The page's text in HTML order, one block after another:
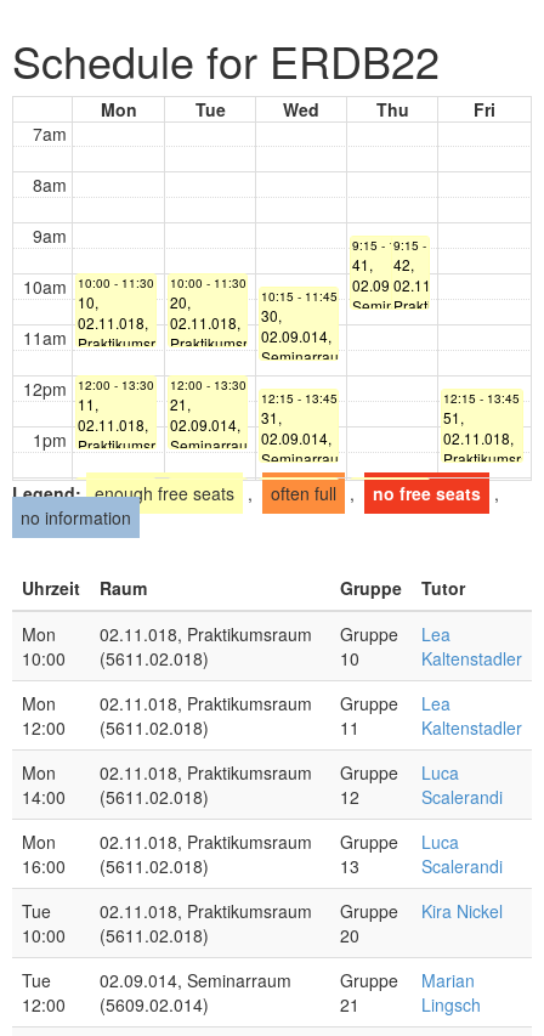
Schedule for ERDB22
10:00 - 11:30
10,
02.11.018,
Praktikumsraum
L.
Kaltenstadler
12:00 - 13:30
11,
02.11.018,
Praktikumsraum
L.
Kaltenstadler
14:00 - 15:30
02.11.018,
L.
Scalerandi
16:00 - 17:30
13,
02.11.018,
Praktikumsraum
(5611.02.018)
Scalerandi
10:00 - 11:30
20,
02.11.018,
Praktikumsraum
(5611.02.018)
K. Nickel
12:00 - 13:30
21,
02.09.014,
Seminarraum
(5609.02.014)
M. Lingsch
14:00 - 15:30
22,
23,
02.11.018,
Praktikumsraum
(5611.02.018)
10:15 - 11:45
30,
02.09.014,
Seminarraum
(5609.02.014)
A. Riedl
12:15 - 13:45
31,
02.09.014,
Seminarraum
(5609.02.014)
A. Riedl
14:00 - 15:30
32,
Cherkashyn
33,
02.11.018,
Praktikumsraum
Cherkashyn
9:15 - 10:45
41,
02.09.014,
Seminarraum
(5609.02.014)
M. Fesl
14:00 - 15:30
44,
M. Fesl
9:15 - 10:45
42,
02.11.018,
Praktikumsraum
(5611.02.018)
S.
14:00 - 15:30
46,
S.
Dau
12:15 - 13:45
51,
02.11.018,
(5611.02.018)
S. Knoethig
14:15 - 15:45
52,
(5611.02.018)
S. Knoethig
7am
8am
9am
10am
11am
12pm
1pm
2pm
3pm
4pm
5pm
6pm
Mon Tue Wed Thu Fri
Legend: enough free seats , often full , no free seats ,
no information
Uhrzeit Raum Gruppe
Tutor
Mon
10:00
02.11.018, Praktikumsraum
(5611.02.018)
Gruppe
10
Lea
Kaltenstadler
Mon
12:00
02.11.018, Praktikumsraum
(5611.02.018)
Gruppe
11
Lea
Kaltenstadler
Mon
14:00
02.11.018, Praktikumsraum
(5611.02.018)
Gruppe
12
Luca
Scalerandi
Mon
16:00
02.11.018, Praktikumsraum
(5611.02.018)
Gruppe
13
Luca
Scalerandi
Tue
10:00
02.11.018, Praktikumsraum
(5611.02.018)
Gruppe
20
Kira Nickel
Tue
12:00
02.09.014, Seminarraum
(5609.02.014)
Gruppe
21
Marian
Lingsch